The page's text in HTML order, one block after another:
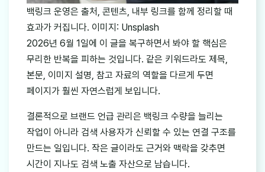
백링크 운영은 출처, 콘텐츠, 내부 링크를 함께 정리할 때
효과가 커집니다. 이미지: Unsplash
2026년 6월 1일에 이 글을 복구하면서 봐야 할 핵심은
무리한 반복을 피하는 것입니다. 같은 키워드라도 제목,
본문, 이미지 설명, 참고 자료의 역할을 다르게 두면
페이지가 훨씬 자연스럽게 보입니다.
결론적으로 브랜드 언급 관리은 백링크 수량을 늘리는
작업이 아니라 검색 사용자가 신뢰할 수 있는 연결 구조를
만드는 일입니다. 작은 글이라도 근거와 맥락을 갖추면
시간이 지나도 검색 노출 자산으로 남습니다.